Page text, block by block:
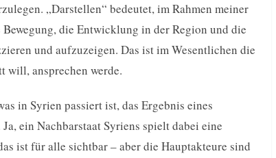
„Darstellen“ bedeutet, im Rahmen meiner
die Entwicklung in der Region und die
und aufzuzeigen. Das ist im Wesentlichen die
will, ansprechen werde.
in Syrien passiert ist, das Ergebnis eines
ein Nachbarstaat Syriens spielt dabei eine
ist für alle sichtbar – aber die Hauptakteure sind